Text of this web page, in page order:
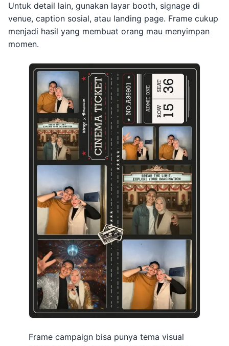
Untuk detail lain, gunakan layar booth, signage di
venue, caption sosial, atau landing page. Frame cukup
menjadi hasil yang membuat orang mau menyimpan
momen.
Frame campaign bisa punya tema visual